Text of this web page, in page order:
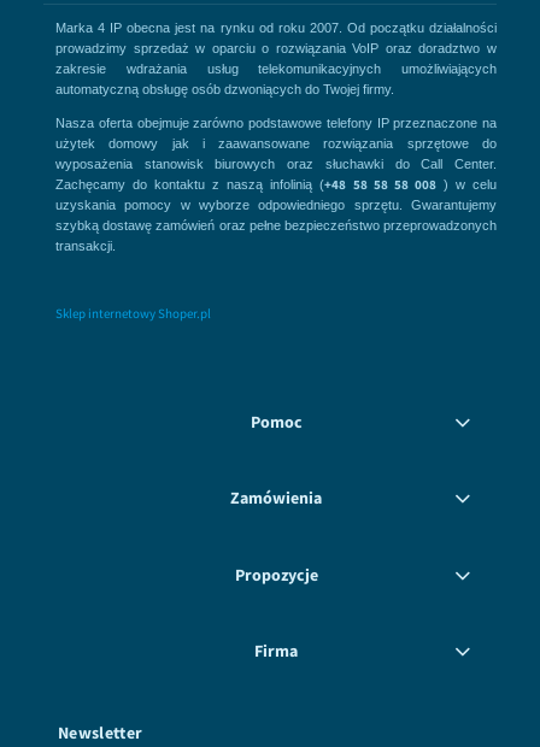
Marka 4 IP obecna jest na rynku od roku 2007. Od początku działalności
prowadzimy sprzedaż w oparciu o rozwiązania VoIP oraz doradztwo w
zakresie wdrażania usług telekomunikacyjnych umożliwiających
automatyczną obsługę osób dzwoniących do Twojej firmy.
Nasza oferta obejmuje zarówno podstawowe telefony IP przeznaczone na
użytek domowy jak i zaawansowane rozwiązania sprzętowe do
wyposażenia stanowisk biurowych oraz słuchawki do Call Center.
Zachęcamy do kontaktu z naszą infolinią (+48 58 58 58 008) w celu
uzyskania pomocy w wyborze odpowiedniego sprzętu. Gwarantujemy
szybką dostawę zamówień oraz pełne bezpieczeństwo przeprowadzonych
transakcji.
Sklep internetowy Shoper.pl
Pomoc
Zamówienia
Propozycje
Firma
Newsletter